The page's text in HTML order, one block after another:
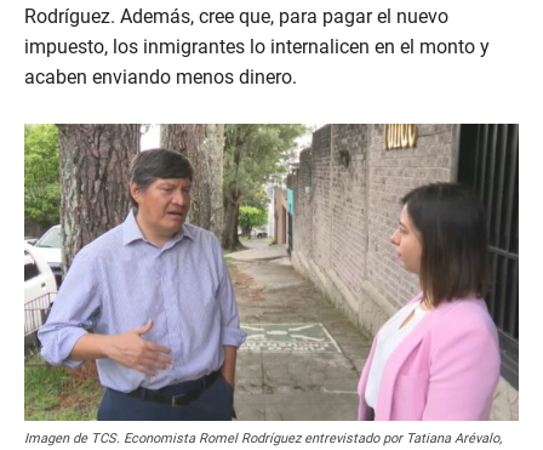
Rodríguez. Además, cree que, para pagar el nuevo
impuesto, los inmigrantes lo internalicen en el monto y
acaben enviando menos dinero.
Imagen de TCS. Economista Romel Rodríguez entrevistado por Tatiana Arévalo,